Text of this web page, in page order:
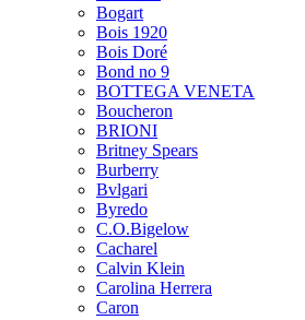
Bogart
Bois 1920
Bois Doré
Bond no 9
BOTTEGA VENETA
Boucheron
BRIONI
Britney Spears
Burberry
Bvlgari
Byredo
C.O.Bigelow
Cacharel
Calvin Klein
Carolina Herrera
Caron